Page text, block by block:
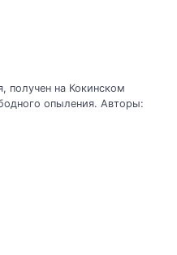
получен на Кокинском
опыления. Авторы: